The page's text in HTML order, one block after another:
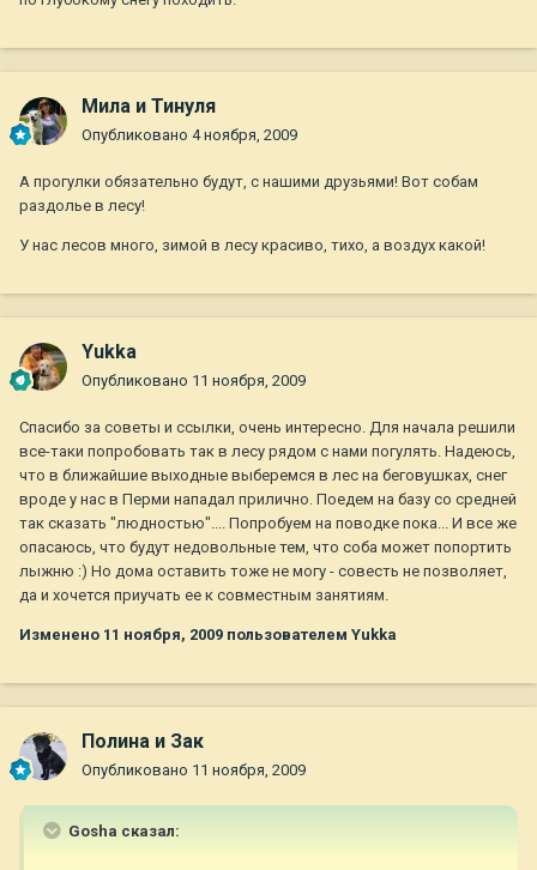
Мила и Тинуля
Опубликовано 4 ноября, 2009
А прогулки обязательно будут, с нашими друзьями! Вот собам
раздолье в лесу!
У нас лесов много, зимой в лесу красиво, тихо, а воздух какой!
Yukka
Опубликовано 11 ноября, 2009
Спасибо за советы и ссылки, очень интересно. Для начала решили
все-таки попробовать так в лесу рядом с нами погулять. Надеюсь,
что в ближайшие выходные выберемся в лес на беговушках, снег
вроде у нас в Перми нападал прилично. Поедем на базу со средней
так сказать "людностью".... Попробуем на поводке пока... И все же
опасаюсь, что будут недовольные тем, что соба может попортить
лыжню :) Но дома оставить тоже не могу - совесть не позволяет,
да и хочется приучать ее к совместным занятиям.
Изменено 11 ноября, 2009 пользователем Yukka
Полина и Зак
Опубликовано 11 ноября, 2009
Gosha сказал: